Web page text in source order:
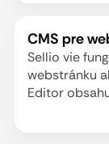
CMS pre
Sellio vie
webstránku
Editor